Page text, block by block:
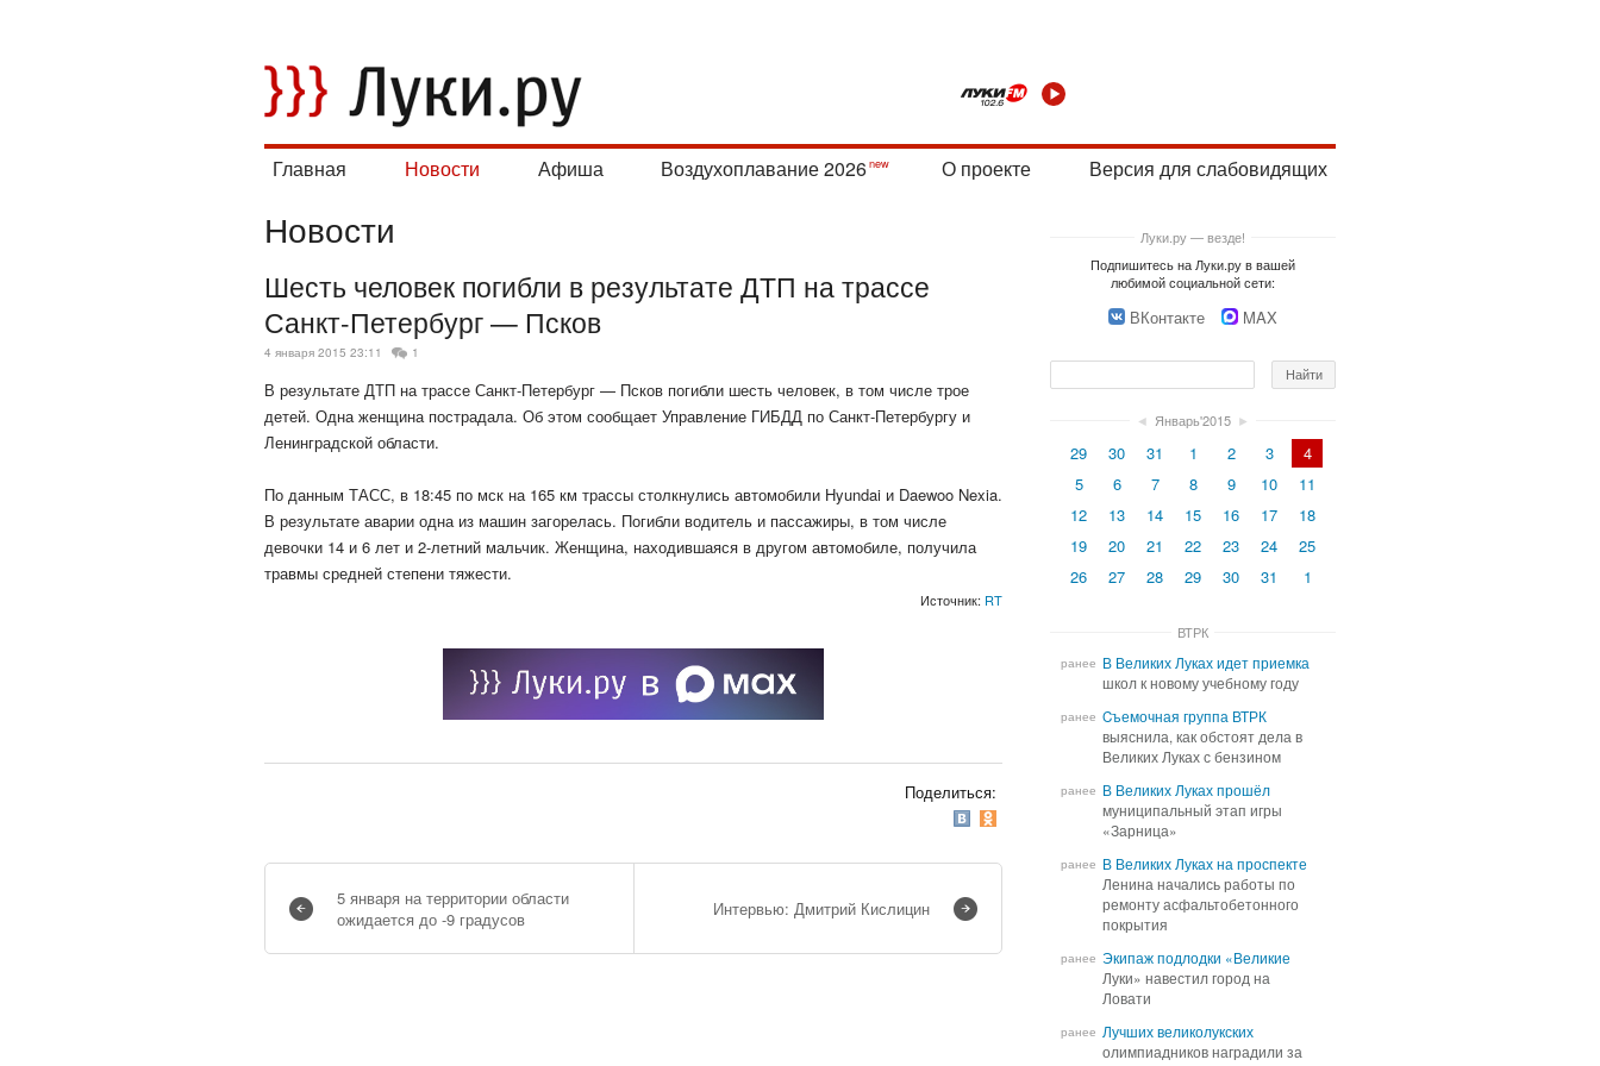
Главная Новости Афиша Воздухоплавание 2026 О проекте Версия для слабовидящих
Новости
Шесть человек погибли в результате ДТП на трассе
Санкт-Петербург — Псков
4 января 2015 23:11 1
В результате ДТП на трассе Санкт-Петербург — Псков погибли шесть человек, в том числе трое
детей. Одна женщина пострадала. Об этом сообщает Управление ГИБДД по Санкт-Петербургу и
Ленинградской области.
По данным ТАСС, в 18:45 по мск на 165 км трассы столкнулись автомобили Hyundai и Daewoo Nexia.
В результате аварии одна из машин загорелась. Погибли водитель и пассажиры, в том числе
девочки 14 и 6 лет и 2-летний мальчик. Женщина, находившаяся в другом автомобиле, получила
травмы средней степени тяжести.
Источник: RT
Поделиться:
5 января на территории области
ожидается до -9 градусов
Интервью: Дмитрий Кислицин
Луки.ру — везде!
Подпишитесь на Луки.ру в вашей
любимой социальной сети:
ВКонтакте MAX
◄ Январь'2015 ►
29 30 31 1 2 3
4
5
6 7 8 9 10
11
12
13 14 15 16 17
18
19
20 21 22 23 24
25
26
27 28 29 30 31 1
ВТРК
ранее В Великих Луках идет приемка
школ к новому учебному году
В Великих Луках идет приемка
школ к новому учебному году
ранее Cъемочная группа ВТРК
выяснила, как обстоят дела в
Великих Луках с бензином
Cъемочная группа ВТРК
выяснила, как обстоят дела в
Великих Луках с бензином
ранее В Великих Луках прошёл
муниципальный этап игры
«Зарница»
В Великих Луках прошёл
муниципальный этап игры
«Зарница»
ранее В Великих Луках на проспекте
Ленина начались работы по
ремонту асфальтобетонного
покрытия
В Великих Луках на проспекте
Ленина начались работы по
ремонту асфальтобетонного
покрытия
ранее Экипаж подлодки «Великие
Луки» навестил город на
Ловати
Экипаж подлодки «Великие
Луки» навестил город на
Ловати
ранее Лучших великолукских
олимпиадников наградили за
Лучших великолукских
олимпиадников наградили за